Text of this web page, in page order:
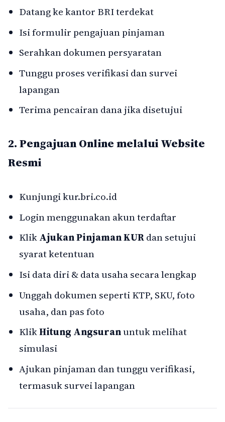
Datang ke kantor BRI terdekat
Isi formulir pengajuan pinjaman
Serahkan dokumen persyaratan
Tunggu proses verifikasi dan survei
lapangan
Terima pencairan dana jika disetujui
2. Pengajuan Online melalui Website
Resmi
Kunjungikur.bri.co.id
Login menggunakan akun terdaftar
KlikAjukan Pinjaman KURdan setujui
syarat ketentuan
Isi data diri & data usaha secara lengkap
Unggah dokumen seperti KTP, SKU, foto
usaha, dan pas foto
KlikHitung Angsuranuntuk melihat
simulasi
Ajukan pinjaman dan tunggu verifikasi,
termasuk survei lapangan